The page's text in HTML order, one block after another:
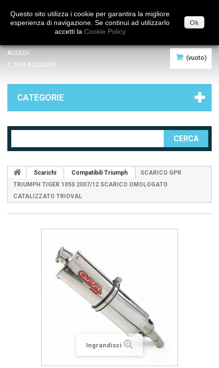
(vuoto)
ACCEDI
IL TUO ACCOUNT
CATEGORIE
CERCA
Scarichi Compatibili Triumph
SCARICO GPR
TRIUMPH TIGER 1050 2007/12 SCARICO OMOLOGATO
CATALIZZATO TRIOVAL
Ingrandisci
Questo sito utilizza i cookie per garantira la migliore
esperienza di navigazione. Se continui ad utilizzarlo
accetti la Cookie Policy
Ok